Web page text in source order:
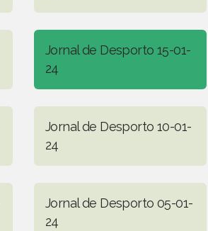
Jornal de Desporto 15-01-
24
Jornal de Desporto 10-01-
24
Jornal de Desporto 05-01-
24